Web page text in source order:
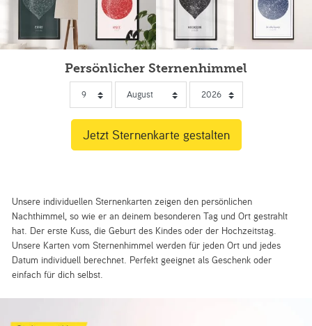
Persönlicher Sternenhimmel
Unsere individuellen Sternenkarten zeigen den persönlichen
Nachthimmel, so wie er an deinem besonderen Tag und Ort gestrahlt
hat. Der erste Kuss, die Geburt des Kindes oder der Hochzeitstag.
Unsere Karten vom Sternenhimmel werden für jeden Ort und jedes
Datum individuell berechnet. Perfekt geeignet als Geschenk oder
einfach für dich selbst.